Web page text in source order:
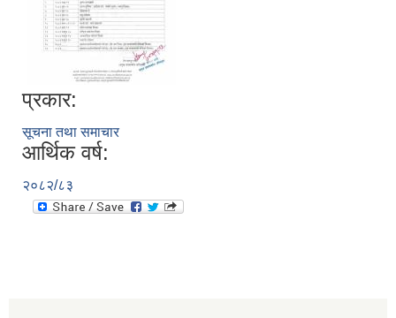
प्रकार:
सूचना तथा समाचार
आर्थिक वर्ष:
२०८२/८३